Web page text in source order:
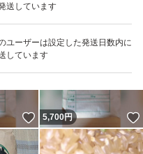
送しています
ユーザーは設定した発送日数内に
しています
いいね！
5,100
いいね！
5,700円